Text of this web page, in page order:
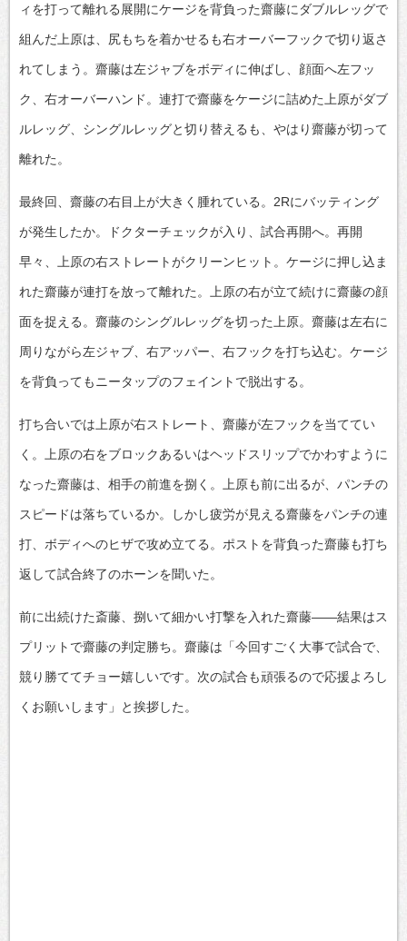
ィを打って離れる展開にケージを背負った齋藤にダブルレッグで
組んだ上原は、尻もちを着かせるも右オーバーフックで切り返さ
れてしまう。齋藤は左ジャブをボディに伸ばし、顔面へ左フッ
ク、右オーバーハンド。連打で齋藤をケージに詰めた上原がダブ
ルレッグ、シングルレッグと切り替えるも、やはり齋藤が切って
離れた。
最終回、齋藤の右目上が大きく腫れている。2Rにバッティング
が発生したか。ドクターチェックが入り、試合再開へ。再開
早々、上原の右ストレートがクリーンヒット。ケージに押し込ま
れた齋藤が連打を放って離れた。上原の右が立て続けに齋藤の顔
面を捉える。齋藤のシングルレッグを切った上原。齋藤は左右に
周りながら左ジャブ、右アッパー、右フックを打ち込む。ケージ
を背負ってもニータップのフェイントで脱出する。
打ち合いでは上原が右ストレート、齋藤が左フックを当ててい
く。上原の右をブロックあるいはヘッドスリップでかわすように
なった齋藤は、相手の前進を捌く。上原も前に出るが、パンチの
スピードは落ちているか。しかし疲労が見える齋藤をパンチの連
打、ボディへのヒザで攻め立てる。ポストを背負った齋藤も打ち
返して試合終了のホーンを聞いた。
前に出続けた斎藤、捌いて細かい打撃を入れた齋藤——結果はス
プリットで齋藤の判定勝ち。齋藤は「今回すごく大事で試合で、
競り勝ててチョー嬉しいです。次の試合も頑張るので応援よろし
くお願いします」と挨拶した。